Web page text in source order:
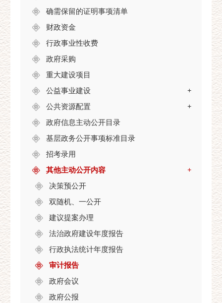
确需保留的证明事项清单
财政资金
行政事业性收费
政府采购
重大建设项目
公益事业建设
+
公共资源配置
+
政府信息主动公开目录
基层政务公开事项标准目录
招考录用
其他主动公开内容
+
决策预公开
双随机、一公开
建议提案办理
法治政府建设年度报告
行政执法统计年度报告
审计报告
政府会议
政府公报